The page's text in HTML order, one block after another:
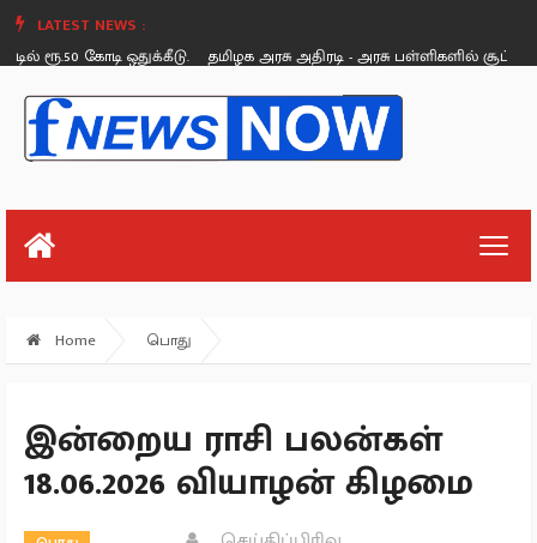
LATEST NEWS :
கோடி ஒதுக்கீடு.
தமிழக அரசு அதிரடி - அரசு பள்ளிகளில் சூப்பர்
Saturday, August 26
Home பொது
இன்றைய ராசி பலன்கள்
18.06.2026 வியாழன் கிழமை